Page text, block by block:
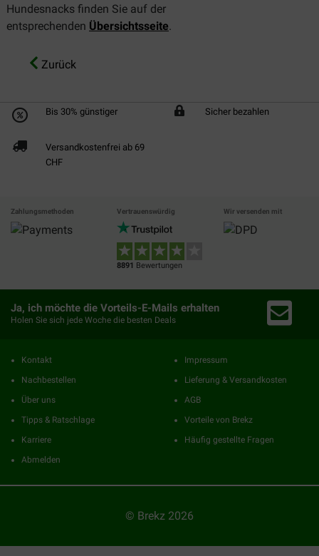
Hundesnacks finden Sie auf der
entsprechenden Übersichtsseite.
Zurück
Bis 30% günstiger Sicher bezahlen
Versandkostenfrei ab 69
CHF
Zahlungsmethoden Vertrauenswürdig
8891 Bewertungen
Wir versenden mit
Ja, ich möchte die Vorteils-E-Mails erhalten
Holen Sie sich jede Woche die besten Deals
Kontakt
Nachbestellen
Über uns
Tipps & Ratschlage
Karriere
Abmelden
Impressum
Lieferung & Versandkosten
AGB
Vorteile von Brekz
Häufig gestellte Fragen
© Brekz 2026